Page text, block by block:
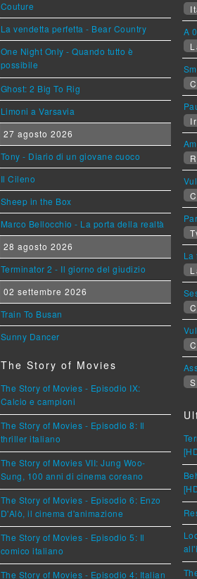
Couture
La vendetta perfetta - Bear Country
One Night Only - Quando tutto è
possibile
Ghost: 2 Big To Rig
Limoni a Varsavia
27 agosto 2026
Tony - Diario di un giovane cuoco
Il Cileno
Sheep in the Box
Marco Bellocchio - La porta della realtà
28 agosto 2026
Terminator 2 - Il giorno del giudizio
02 settembre 2026
Train To Busan
Sunny Dancer
The Story of Movies
The Story of Movies - Episodio IX:
Calcio e campioni
The Story of Movies - Episodio 8: Il
thriller italiano
The Story of Movies VII: Jung Woo-
Sung, 100 anni di cinema coreano
The Story of Movies - Episodio 6: Enzo
D'Alò, il cinema d'animazione
The Story of Movies - Episodio 5: Il
comico italiano
The Story of Movies - Episodio 4: Italian
A
La